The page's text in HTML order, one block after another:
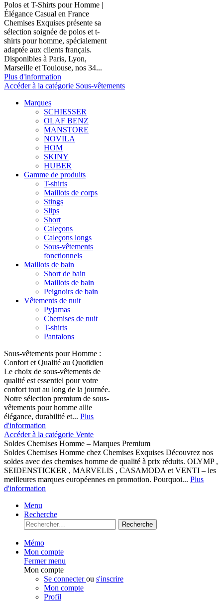
Polos et T-Shirts pour Homme |
Élégance Casual en France
Chemises Exquises présente sa
sélection soignée de polos et t-
shirts pour homme, spécialement
adaptée aux clients français.
Disponibles à Paris, Lyon,
Marseille et Toulouse, nos 34...
Plus d'information
Accéder à la catégorie Sous-vêtements
Marques
SCHIESSER
OLAF BENZ
MANSTORE
NOVILA
HOM
SKINY
HUBER
Gamme de produits
T-shirts
Maillots de corps
Stings
Slips
Short
Caleçons
Caleçons longs
Sous-vêtements
fonctionnels
Maillots de bain
Short de bain
Maillots de bain
Peignoirs de bain
Vêtements de nuit
Pyjamas
Chemises de nuit
T-shirts
Pantalons
Sous-vêtements pour Homme :
Confort et Qualité au Quotidien
Le choix de sous-vêtements de
qualité est essentiel pour votre
confort tout au long de la journée.
Notre sélection premium de sous-
vêtements pour homme allie
élégance, durabilité et... Plus
d'information
Accéder à la catégorie Vente
Soldes Chemises Homme – Marques Premium
Soldes Chemises Homme chez Chemises Exquises Découvrez nos
soldes avec des chemises homme de qualité à prix réduits. OLYMP ,
SEIDENSTICKER , MARVELIS , CASAMODA et VENTI – les
meilleures marques européennes en promotion. Pourquoi... Plus
d'information
Menu
Recherche
Recherche
Mémo
Mon compte
Fermer menu
Mon compte
Se connecterou s'inscrire
Mon compte
Profil